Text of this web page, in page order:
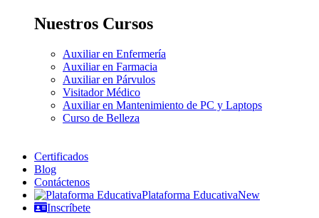
Nuestros Cursos
Auxiliar en Enfermería
Auxiliar en Farmacia
Auxiliar en Párvulos
Visitador Médico
Auxiliar en Mantenimiento de PC y Laptops
Curso de Belleza
Certificados
Blog
Contáctenos
Plataforma EducativaNew
Inscríbete